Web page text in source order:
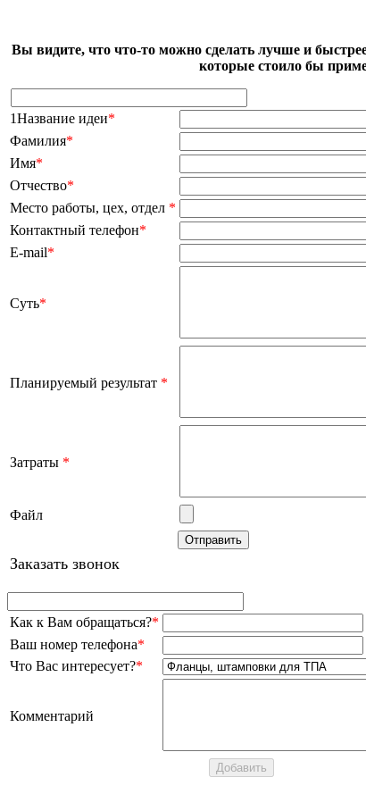
Вы видите, что что-то можно сделать лучше и
которые стоило бы
1Название идеи*
Фамилия*
Имя*
Отчество*
Место работы, цех, отдел *
Контактный телефон*
E-mail*
Суть*
Планируемый результат *
Затраты *
Файл
Заказать звонок
Как к Вам обращаться?*
Ваш номер телефона*
Что Вас интересует?*
Комментарий